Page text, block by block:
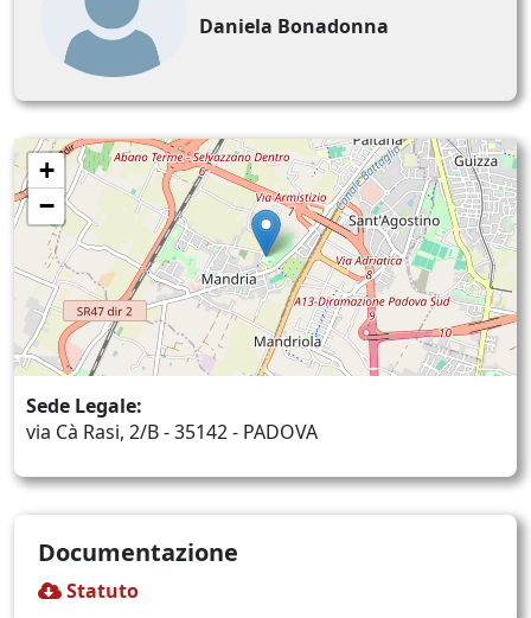
Daniela Bonadonna
+
−
Sede Legale:
via Cà Rasi, 2/B - 35142 - PADOVA
Documentazione
Statuto